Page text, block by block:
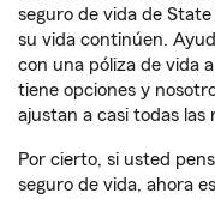
seguro de vida de
su vida continúen.
con una póliza de vida
tiene opciones y
ajustan a casi todas las
Por cierto, si usted
seguro de vida, ahora